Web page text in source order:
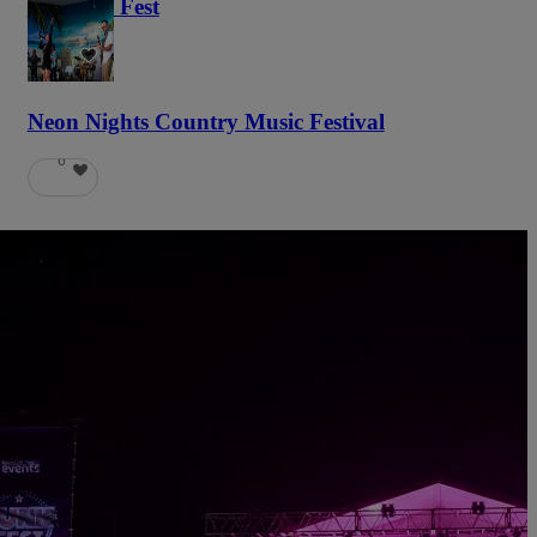
Haunted Fest
59
Neon Nights Country Music Festival
6